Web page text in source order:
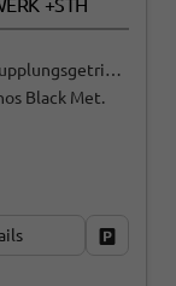
+STH
Doppelkupplungsgetriebe (DSG)
Black Met.